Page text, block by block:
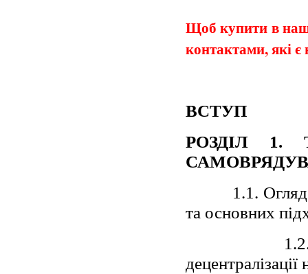
Щоб купити в
контактами, які є
ВСТУП
РОЗДІЛ 1.
1.1. Огляд
та основних
1.2.